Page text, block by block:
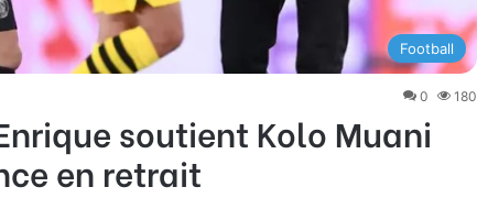
Football
0 180
soutient Kolo Muani
en retrait